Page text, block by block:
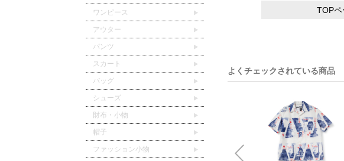
ワンピース
アウター
パンツ
スカート
バッグ
シューズ
財布・小物
帽子
ファッション小物
TOPペ
よくチェックされている商品